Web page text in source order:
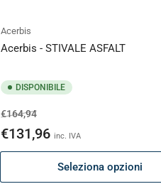
Acerbis
Acerbis - STIVALE ASFALT
DISPONIBILE
Prezzo
di
€164,94Prezzo
scontato
€131,96 inc. IVA
Seleziona opzioni